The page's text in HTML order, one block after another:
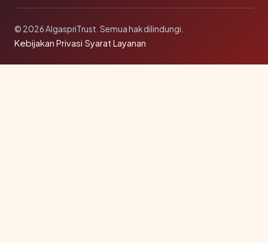
© 2026 AlgaspriTrust. Semua hak dilindungi.
Kebijakan Privasi·Syarat Layanan